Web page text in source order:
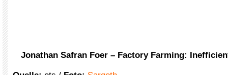
Jonathan Safran Foer – Factory Farming: